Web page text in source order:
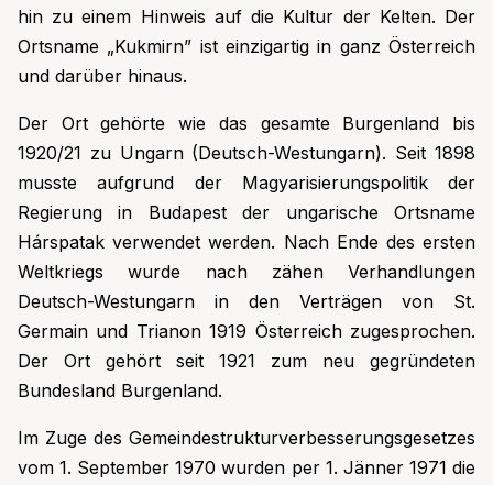
hin zu einem Hinweis auf die Kultur der Kelten. Der
Ortsname „Kukmirn” ist einzigartig in ganz Österreich
und darüber hinaus.
Der Ort gehörte wie das gesamte Burgenland bis
1920/21 zu Ungarn (Deutsch-Westungarn). Seit 1898
musste aufgrund der Magyarisierungspolitik der
Regierung in Budapest der ungarische Ortsname
Hárspatak verwendet werden. Nach Ende des ersten
Weltkriegs wurde nach zähen Verhandlungen
Deutsch-Westungarn in den Verträgen von St.
Germain und Trianon 1919 Österreich zugesprochen.
Der Ort gehört seit 1921 zum neu gegründeten
Bundesland Burgenland.
Im Zuge des Gemeindestrukturverbesserungsgesetzes
vom 1. September 1970 wurden per 1. Jänner 1971 die